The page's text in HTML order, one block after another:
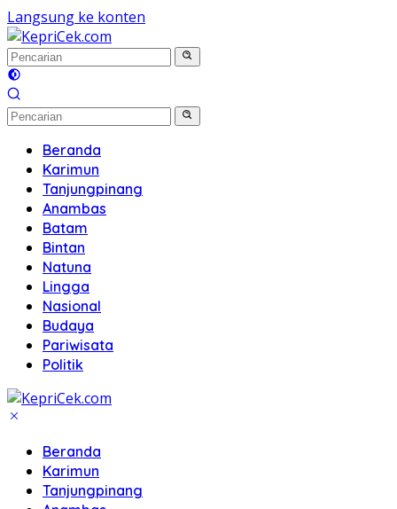
Langsung ke konten
Beranda
Karimun
Tanjungpinang
Anambas
Batam
Bintan
Natuna
Lingga
Nasional
Budaya
Pariwisata
Politik
Beranda
Karimun
Tanjungpinang